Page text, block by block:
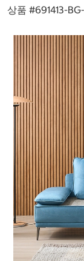
상품 #691413-